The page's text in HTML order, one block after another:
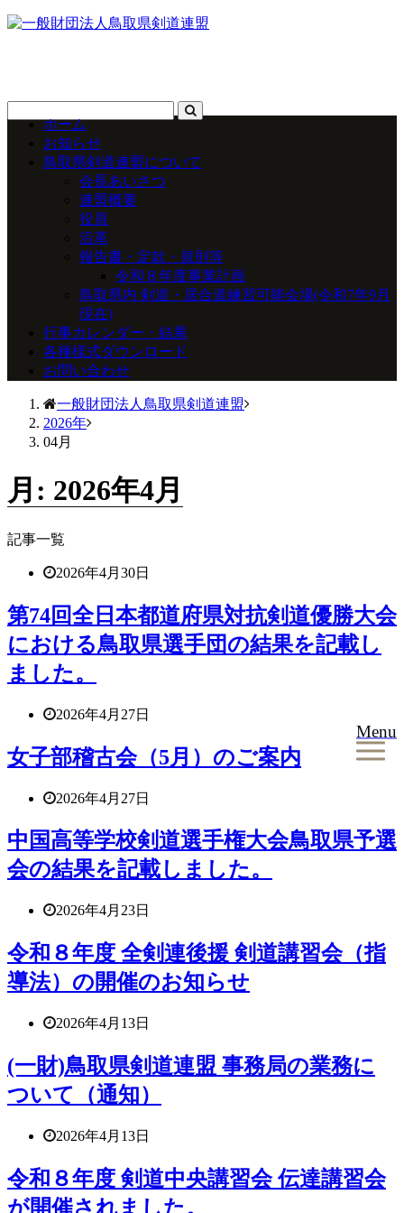
Menu
ホーム
お知らせ
鳥取県剣道連盟について
会長あいさつ
連盟概要
役員
沿革
報告書・定款・規則等
令和８年度事業計画
鳥取県内 剣道・居合道練習可能会場(令和7年9月
現在)
行事カレンダー・結果
各種様式ダウンロード
お問い合わせ
一般財団法人鳥取県剣道連盟
2026年
04月
月: 2026年4月
記事一覧
2026年4月30日
第74回全日本都道府県対抗剣道優勝大会
における鳥取県選手団の結果を記載し
ました。
2026年4月27日
女子部稽古会（5月）のご案内
2026年4月27日
中国高等学校剣道選手権大会鳥取県予選
会の結果を記載しました。
2026年4月23日
令和８年度 全剣連後援 剣道講習会（指
導法）の開催のお知らせ
2026年4月13日
(一財)鳥取県剣道連盟 事務局の業務に
ついて（通知）
2026年4月13日
令和８年度 剣道中央講習会 伝達講習会
が開催されました。